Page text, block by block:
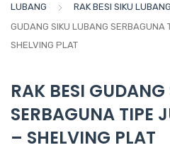
LUBANG
RAK BESI SIKU
GUDANG SIKU LUBANG SERBAGUNA
SHELVING PLAT
RAK BESI
SERBAGUNA TIPE
– SHELVING PLAT